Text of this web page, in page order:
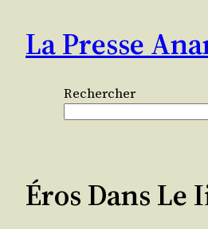
contenu
La Presse
Rechercher
Éros Dans Le